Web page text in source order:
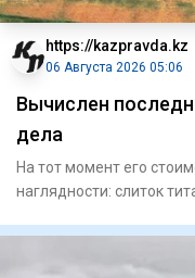
https://kazpravda.kz
06 Августа 2026 05:06
Вычислен
дела
На тот момент его
наглядности: слиток